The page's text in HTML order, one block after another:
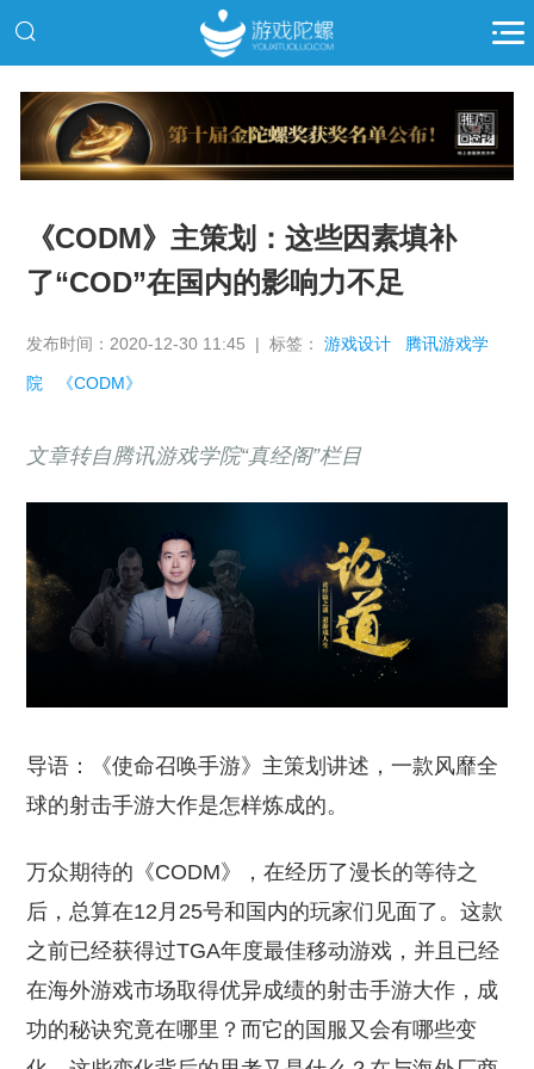
推广
《CODM》主策划：这些因素填补
了“COD”在国内的影响力不足
发布时间：2020-12-30 11:45 | 标签：游戏设计 腾讯游戏学
院 《CODM》
文章转自腾讯游戏学院“真经阁”栏目
导语：《使命召唤手游》主策划讲述，一款风靡全
球的射击手游大作是怎样炼成的。
万众期待的《CODM》，在经历了漫长的等待之
后，总算在12月25号和国内的玩家们见面了。这款
之前已经获得过TGA年度最佳移动游戏，并且已经
在海外游戏市场取得优异成绩的射击手游大作，成
功的秘诀究竟在哪里？而它的国服又会有哪些变